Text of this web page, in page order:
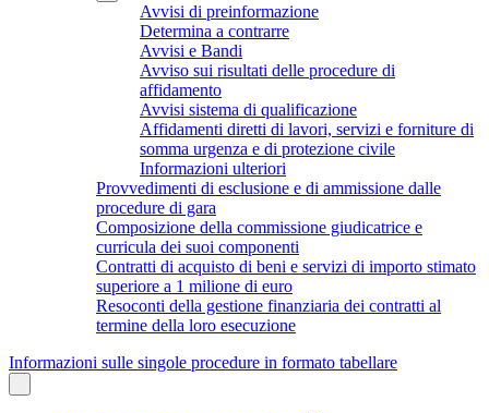
Avvisi di preinformazione
Determina a contrarre
Avvisi e Bandi
Avviso sui risultati delle procedure di
affidamento
Avvisi sistema di qualificazione
Affidamenti diretti di lavori, servizi e forniture di
somma urgenza e di protezione civile
Informazioni ulteriori
Provvedimenti di esclusione e di ammissione dalle
procedure di gara
Composizione della commissione giudicatrice e
curricula dei suoi componenti
Contratti di acquisto di beni e servizi di importo stimato
superiore a 1 milione di euro
Resoconti della gestione finanziaria dei contratti al
termine della loro esecuzione
Informazioni sulle singole procedure in formato tabellare